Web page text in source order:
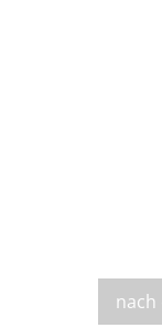
nach